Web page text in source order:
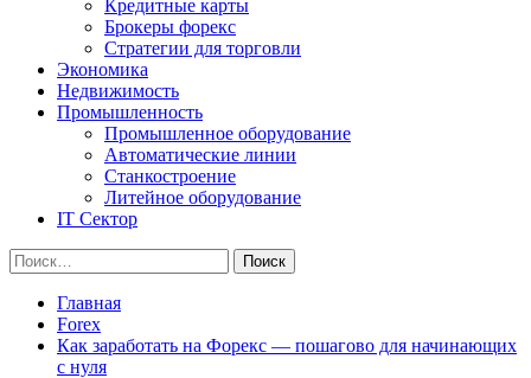
Кредитные карты
Брокеры форекс
Стратегии для торговли
Экономика
Недвижимость
Промышленность
Промышленное оборудование
Автоматические линии
Станкостроение
Литейное оборудование
IT Сектор
Найти:
Главная
Forex
Как заработать на Форекс — пошагово для начинающих
с нуля